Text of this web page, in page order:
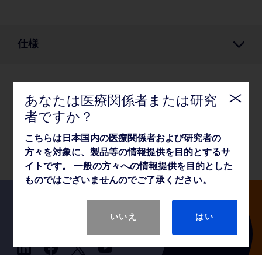
仕様
仕様
保管/取り扱い
あなたは医療関係者または研究
者ですか？
こちらは日本国内の医療関係者および研究者の
方々を対象に、製品等の情報提供を目的とするサ
イトです。 一般の方々への情報提供を目的とした
ものではございませんのでご了承ください。
いいえ はい